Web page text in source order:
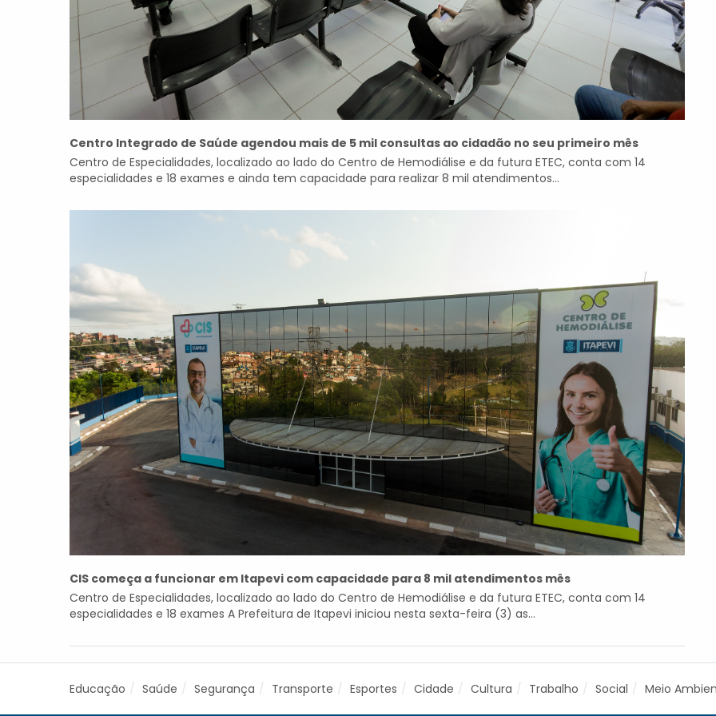
Centro Integrado de Saúde agendou mais de 5 mil consultas ao cidadão no seu primeiro mês
Centro de Especialidades, localizado ao lado do Centro de Hemodiálise e da futura ETEC, conta com 14
especialidades e 18 exames e ainda tem capacidade para realizar 8 mil atendimentos...
CIS começa a funcionar em Itapevi com capacidade para 8 mil atendimentos mês
Centro de Especialidades, localizado ao lado do Centro de Hemodiálise e da futura ETEC, conta com 14
especialidades e 18 exames A Prefeitura de Itapevi iniciou nesta sexta-feira (3) as...
Educação Saúde Segurança Transporte Esportes Cidade Cultura Trabalho Social Meio